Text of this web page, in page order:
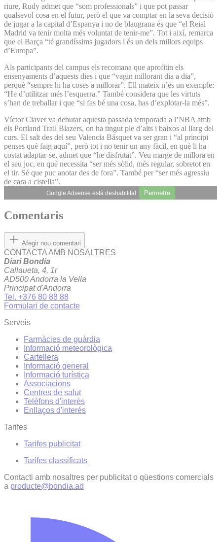
riure, Rudy admet que “som professionals” i que pot passar
qualsevol cosa en el futur, però el que va comptar en la seva decisió
de jugar a la capital d’Espanya i no de blaugrana és que “el Reial
Madrid va tenir molta més voluntat de tenir-me”. Tot i així, remarca
que el Barça “té grandíssims jugadors i és un dels millors equips
d’Europa”.
Als participants del campus els recomana que aprofitin els
ensenyaments d’aquests dies i que “vagin millorant dia a dia”,
perquè “sempre hi ha coses a millorar”. Ell mateix n’és un exemple:
“He d’utilitzar més l’esquerra.” També considera que les virtuts
s’han de treballar i que “si fas bé una cosa, has d’explotar-la més”.
Víctor Claver va debutar aquesta passada temporada a l’NBA amb
els Portland Trail Blazers, on ha tingut ple d’alts i baixos al llarg del
curs. El salt des del seu Valencia Básquet va ser gran i “al principi
penses què faig aquí”, però tot i no tenir un any fàcil, en què li ha
costat adaptar-se, admet que “he disfrutat”. Veu marge de millora en
el seu joc, en què necessita “ser més sòlid, més regular, sobretot en
el tir. Sé que puc anotar des de fora”. També per “ser més agressiu
de cara a cistella”.
Google Adsense està deshabilitat. Permetre
Comentaris
Afegir nou comentari
CONTACTA AMB NOSALTRES
Diari Bondia
Callaueta, 4, 1r
AD500 Andorra la Vella
Principat d'Andorra
Tel. +376 80 88 88
Formulari de contacte
Serveis
Farmàcies de guàrdia
Informació meteorològica
Cartellera
Informació general
Informació turística
Associacions
Centres de salut
Telèfons d'interès
Enllaços d'interés
Tarifes
Tarifes publicitat
Tarifes classificats
Contacti amb nosaltres per publicitat o qüestions comercials
a producte@bondia.ad